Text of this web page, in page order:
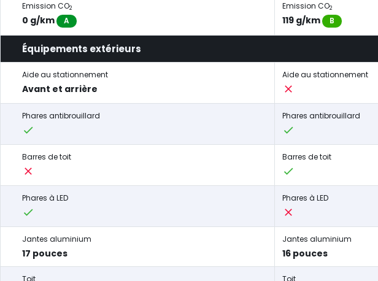
Emission CO2
0 g/km A
Emission CO2
119 g/km B
Équipements extérieurs
Aide au stationnement
Avant et arrière
Aide au stationnement
Phares antibrouillard Phares antibrouillard
Barres de toit Barres de toit
Phares à LED Phares à LED
Jantes aluminium
17 pouces
Jantes aluminium
16 pouces
Toit Toit